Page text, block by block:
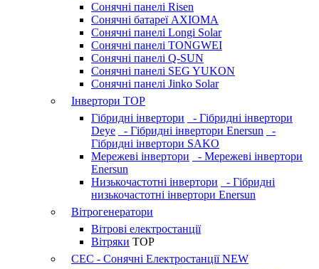
Сонячні панелі Risen
Сонячні батареї AXIOMA
Сонячні панелі Longi Solar
Сонячні панелі TONGWEI
Сонячні панелі Q-SUN
Сонячні панелі SEG YUKON
Сонячні панелі Jinko Solar
Інвертори TOP
Гібридні інвертори
- Гібридні інвертори
Deye
- Гібридні інвертори Enersun
-
Гібридні інвертори SAKO
Мережеві інвертори
- Мережеві інвертори
Enersun
Низькочастотні інвертори
- Гібридні
низькочастотні інвертори Enersun
Вітрогенератори
Вітрові електростанції
Вітряки TOP
СЕС - Сонячні Електростанції NEW